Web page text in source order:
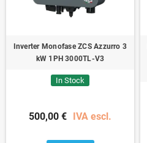
Inverter Monofase ZCS Azzurro 3
kW 1PH 3000TL-V3
In Stock
500,00 € IVA escl.